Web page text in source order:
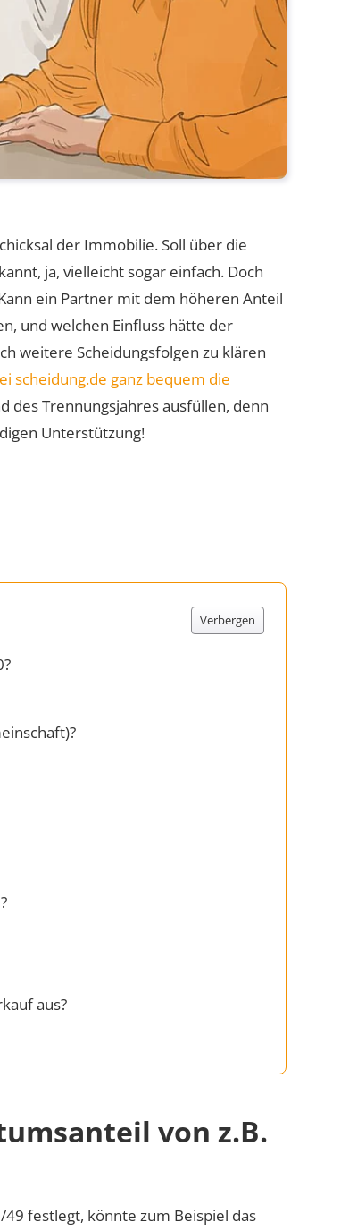
der Immobilie. Soll über die
ja, vielleicht sogar einfach. Doch
ein Partner mit dem höheren Anteil
und welchen Einfluss hätte der
weitere Scheidungsfolgen zu klären
scheidung.de ganz bequem die
des Trennungsjahres ausfüllen, denn
Unterstützung!
Verbergen
aus?
von z.B.
festlegt, könnte zum Beispiel das